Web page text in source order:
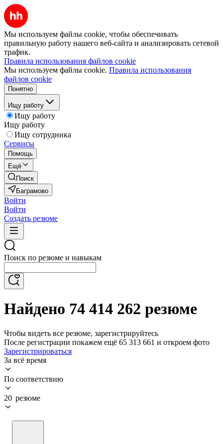
Мы используем файлы cookie, чтобы обеспечивать
правильную работу нашего веб-сайта и анализировать сетевой
трафик.
Правила использования файлов cookie
Мы используем файлы cookie. Правила использования
файлов cookie
Понятно
Ищу работу
Ищу работу
Ищу работу
Ищу сотрудника
Сервисы
Помощь
Ещё
Поиск
Баграмово
Войти
Войти
Создать резюме
Поиск по резюме и навыкам
Найдено 74 414 262 резюме
Чтобы видеть все резюме, зарегистрируйтесь
После регистрации покажем ещё 65 313 661 и откроем фото
Зарегистрироваться
За всё время
По соответствию
20 резюме